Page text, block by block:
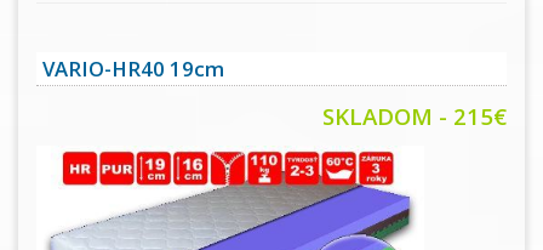
VARIO-HR40 19cm
SKLADOM - 215€